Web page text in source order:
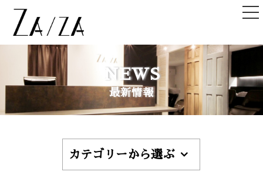
トップ
NEWS＆TOPICS
ニュース＆記事
ヘアスタイル
NEWS
最新情報
カテゴリーから選ぶ